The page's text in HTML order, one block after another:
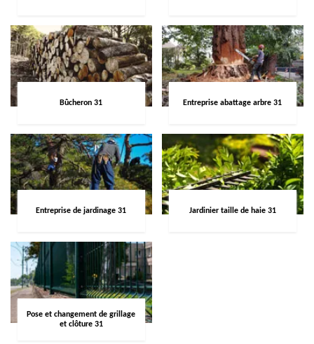
Bûcheron 31 Entreprise abattage arbre 31
Entreprise de jardinage 31 Jardinier taille de haie 31
Pose et changement de grillage
et clôture 31